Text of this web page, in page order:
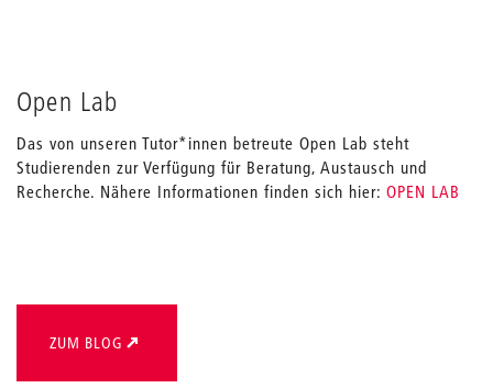
Open Lab
Das von unseren Tutor*innen betreute Open Lab steht
Studierenden zur Verfügung für Beratung, Austausch und
Recherche. Nähere Informationen finden sich hier: OPEN LAB
ZUM BLOG